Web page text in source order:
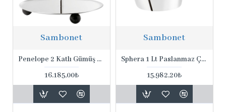
Sambonet
Penelope 2 Katlı Gümüş Kaplama Etejer
16.185,00₺
Sambonet
Sphera 1 Lt Paslanmaz Çelik Kahve Potu
15.982,20₺